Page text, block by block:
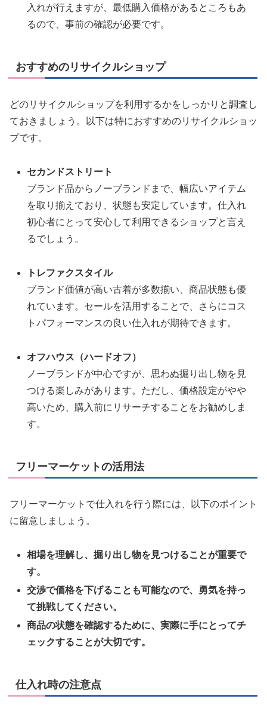
入れが行えますが、最低購入価格があるところもあ
るので、事前の確認が必要です。
おすすめのリサイクルショップ
どのリサイクルショップを利用するかをしっかりと調査し
ておきましょう。以下は特におすすめのリサイクルショッ
プです。
セカンドストリート
ブランド品からノーブランドまで、幅広いアイテム
を取り揃えており、状態も安定しています。仕入れ
初心者にとって安心して利用できるショップと言え
るでしょう。
トレファクスタイル
ブランド価値が高い古着が多数揃い、商品状態も優
れています。セールを活用することで、さらにコス
トパフォーマンスの良い仕入れが期待できます。
オフハウス（ハードオフ）
ノーブランドが中心ですが、思わぬ掘り出し物を見
つける楽しみがあります。ただし、価格設定がやや
高いため、購入前にリサーチすることをお勧めしま
す。
フリーマーケットの活用法
フリーマーケットで仕入れを行う際には、以下のポイント
に留意しましょう。
相場を理解し、掘り出し物を見つけることが重要で
す。
交渉で価格を下げることも可能なので、勇気を持っ
て挑戦してください。
商品の状態を確認するために、実際に手にとってチ
ェックすることが大切です。
仕入れ時の注意点